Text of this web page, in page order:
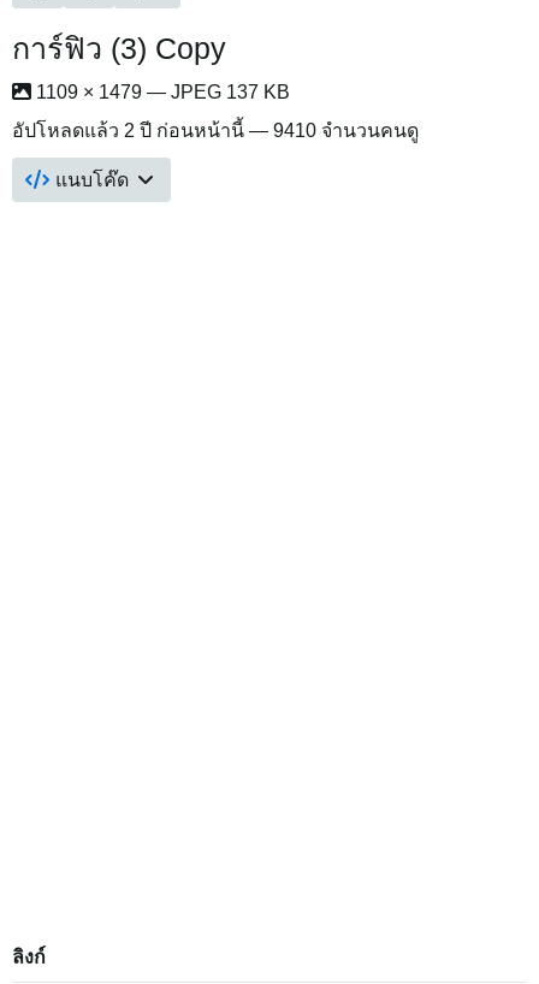
การ์ฟิว (3) Copy
1109 × 1479 — JPEG 137 KB
อัปโหลดแล้ว 2 ปี ก่อนหน้านี้ — 9410 จำนวนคนดู
แนบโค๊ด
ลิงก์